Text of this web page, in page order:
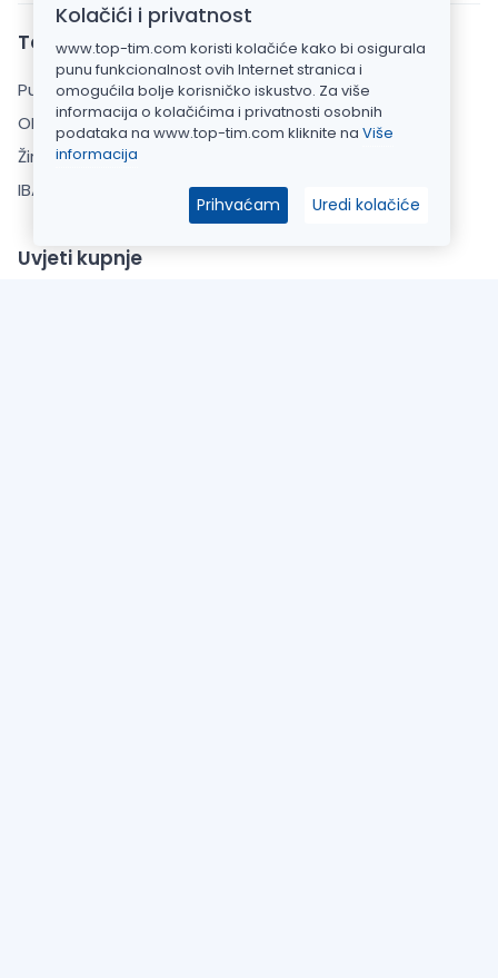
Top Tim d.o.o.
Put Gvozdenova 283, 22000 Šibenik
OIB: 20925110769
Žiro račun: HPB banka d.d.
IBAN: HR7023900011101520911
Uvjeti kupnje
Kolačići i privatnost
www.top-tim.com koristi kolačiće kako bi osigurala
punu funkcionalnost ovih Internet stranica i
omogućila bolje korisničko iskustvo. Za više
informacija o kolačićima i privatnosti osobnih
podataka na www.top-tim.com kliknite na Više
informacija
Prihvaćam Uredi kolačiće